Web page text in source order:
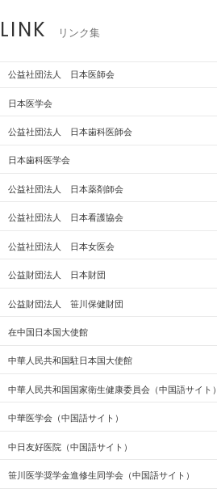
LINK リンク集
公益社団法人 日本医師会
日本医学会
公益社団法人 日本歯科医師会
日本歯科医学会
公益社団法人 日本薬剤師会
公益社団法人 日本看護協会
公益社団法人 日本女医会
公益財団法人 日本財団
公益財団法人 笹川保健財団
在中国日本国大使館
中華人民共和国駐日本国大使館
中華人民共和国国家衛生健康委員会（中国語サイト）
中華医学会（中国語サイト）
中日友好医院（中国語サイト）
笹川医学奨学金進修生同学会（中国語サイト）